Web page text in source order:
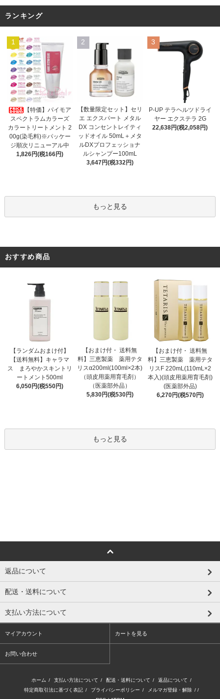
ランキング
1
【特価】パイモア
スペクトラムカラーズ
カラートリートメント 2
00g(染毛料)※パッケー
ジ順次リニューアル中
1,826円(税166円)
2
【数量限定セット】セリ
エ エクスパート メタル
DX コンセントレイティ
ッドオイル 50mL＋メタ
ルDXプロフェッショナ
ルシャンプー100mL
3,647円(税332円)
3
P-UP テラヘルツドライ
ヤー エクステラ 2G
22,638円(税2,058円)
もっと見る
おすすめ商品
【ランダムおまけ付】
【送料無料】キャラマ
ス まろやかスキントリ
ートメント500ml
6,050円(税550円)
【おまけ付・ 送料無
料】三恵製薬 薬用テタ
リスα200ml(100ml×2本)
（頭皮用薬用育毛剤）
（医薬部外品）
5,830円(税530円)
【おまけ付・ 送料無
料】三恵製薬 薬用テタ
リスF 220mL(110mL×2
本入)(頭皮用薬用育毛剤)
(医薬部外品)
6,270円(税570円)
もっと見る
返品について
配送・送料について
支払い方法について
マイアカウント カートを見る
お問い合わせ
ホーム / 支払い方法について / 配送・送料について / 返品について /
特定商取引法に基づく表記 / プライバシーポリシー / メルマガ登録・解除 / /